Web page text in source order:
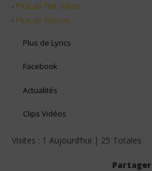
› Plus de TML Vibez
› Plus de Victony
Plus de Lyrics
Facebook
Actualités
Clips Vidéos
Visites : 1 Aujourd’hui | 25 Totales
Partager